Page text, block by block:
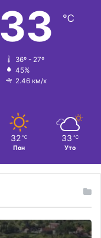
33 ℃
36º - 27º
45%
2.46 км/х
32 ℃
Пон
33 ℃
Уто